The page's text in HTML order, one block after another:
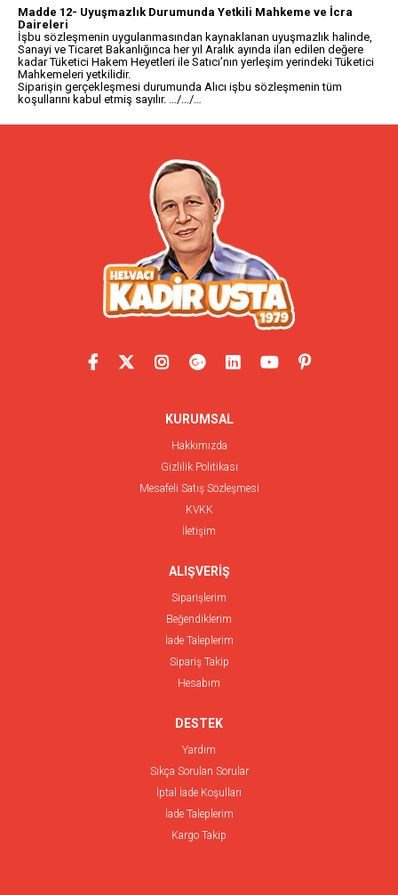
Madde 12- Uyuşmazlık Durumunda Yetkili Mahkeme ve İcra
Daireleri
İşbu sözleşmenin uygulanmasından kaynaklanan uyuşmazlık halinde,
Sanayi ve Ticaret Bakanlığınca her yıl Aralık ayında ilan edilen değere
kadar Tüketici Hakem Heyetleri ile Satıcı’nın yerleşim yerindeki Tüketici
Mahkemeleri yetkilidir.
Siparişin gerçekleşmesi durumunda Alıcı işbu sözleşmenin tüm
koşullarını kabul etmiş sayılır. …/…/…
KURUMSAL
Hakkımızda
Gizlilik Politikası
Mesafeli Satış Sözleşmesi
KVKK
İletişim
ALIŞVERİŞ
Siparişlerim
Beğendiklerim
İade Taleplerim
Sipariş Takip
Hesabım
DESTEK
Yardım
Sıkça Sorulan Sorular
İptal İade Koşulları
İade Taleplerim
Kargo Takip